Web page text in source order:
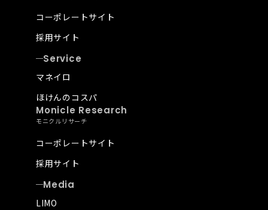
コーポレートサイト
採用サイト
Service
マネイロ
ほけんのコスパ
Monicle Research
モニクルリサーチ
コーポレートサイト
採用サイト
Media
LIMO